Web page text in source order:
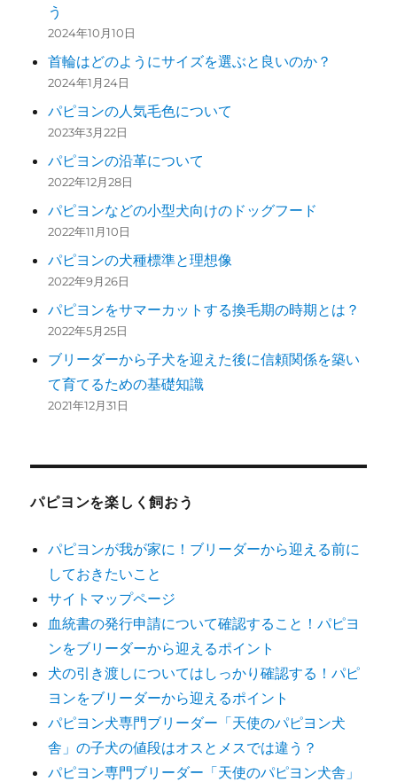
う
2024年10月10日
首輪はどのようにサイズを選ぶと良いのか？
2024年1月24日
パピヨンの人気毛色について
2023年3月22日
パピヨンの沿革について
2022年12月28日
パピヨンなどの小型犬向けのドッグフード
2022年11月10日
パピヨンの犬種標準と理想像
2022年9月26日
パピヨンをサマーカットする換毛期の時期とは？
2022年5月25日
ブリーダーから子犬を迎えた後に信頼関係を築い
て育てるための基礎知識
2021年12月31日
パピヨンを楽しく飼おう
パピヨンが我が家に！ブリーダーから迎える前に
しておきたいこと
サイトマップページ
血統書の発行申請について確認すること！パピヨ
ンをブリーダーから迎えるポイント
犬の引き渡しについてはしっかり確認する！パピ
ヨンをブリーダーから迎えるポイント
パピヨン犬専門ブリーダー「天使のパピヨン犬
舎」の子犬の値段はオスとメスでは違う？
パピヨン専門ブリーダー「天使のパピヨン犬舎」